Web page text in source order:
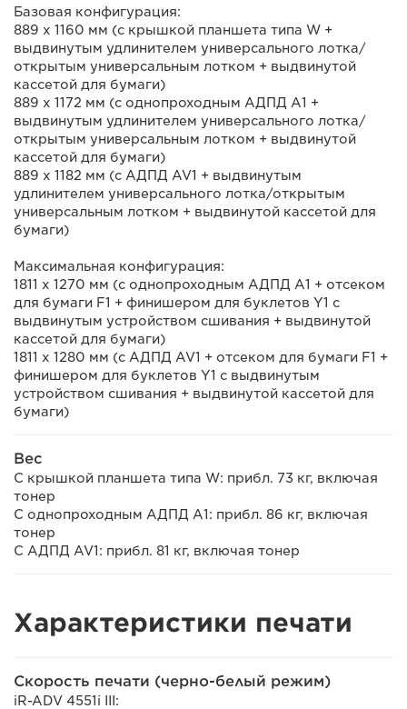
Базовая конфигурация:
889 x 1160 мм (с крышкой планшета типа W +
выдвинутым удлинителем универсального лотка/
открытым универсальным лотком + выдвинутой
кассетой для бумаги)
889 x 1172 мм (с однопроходным АДПД A1 +
выдвинутым удлинителем универсального лотка/
открытым универсальным лотком + выдвинутой
кассетой для бумаги)
889 x 1182 мм (с АДПД AV1 + выдвинутым
удлинителем универсального лотка/открытым
универсальным лотком + выдвинутой кассетой для
бумаги)
Максимальная конфигурация:
1811 x 1270 мм (с однопроходным АДПД A1 + отсеком
для бумаги F1 + финишером для буклетов Y1 с
выдвинутым устройством сшивания + выдвинутой
кассетой для бумаги)
1811 x 1280 мм (с АДПД AV1 + отсеком для бумаги F1 +
финишером для буклетов Y1 с выдвинутым
устройством сшивания + выдвинутой кассетой для
бумаги)
Вес
С крышкой планшета типа W: прибл. 73 кг, включая
тонер
С однопроходным АДПД A1: прибл. 86 кг, включая
тонер
С АДПД AV1: прибл. 81 кг, включая тонер
Характеристики печати
Скорость печати (черно-белый режим)
iR-ADV 4551i III: